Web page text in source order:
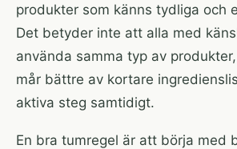
produkter som känns tydliga och
Det betyder inte att alla med
använda samma typ av
mår bättre av kortare
aktiva steg samtidigt.
En bra tumregel är att börja med